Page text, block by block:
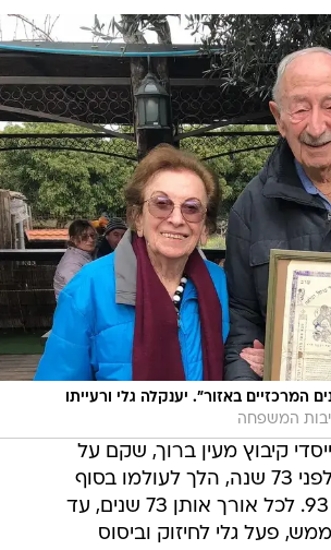
המרכזיים באזור". יענקלה גלי ורעייתו
המשפחה
קיבוץ מעין ברוך, שקם על
הגבול עם לבנון לפני 73 שנה, הלך לעולמו בסוף
חודש מרץ בגיל 93. לכל אורך אותן 73 שנים, עד
פעל גלי לחיזוק וביסוס